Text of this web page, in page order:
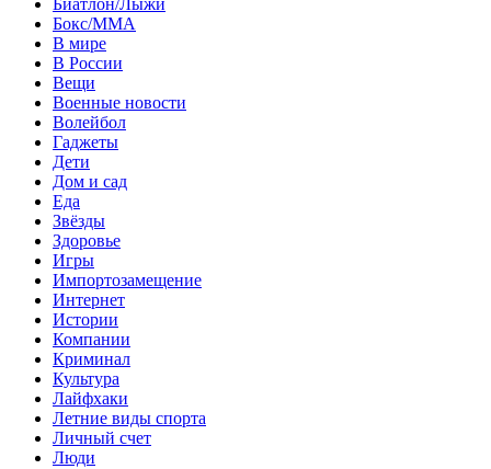
Бокс/MMA
В мире
В России
Вещи
Военные новости
Волейбол
Гаджеты
Дети
Дом и сад
Еда
Звёзды
Здоровье
Игры
Импортозамещение
Интернет
Истории
Компании
Криминал
Культура
Лайфхаки
Летние виды спорта
Личный счет
Люди